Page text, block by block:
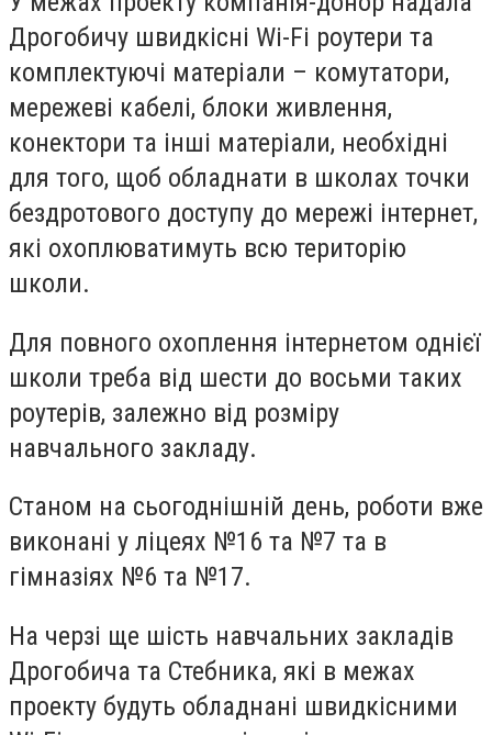
Дрогобичу швидкісні Wi-Fi роутери та
комплектуючі матеріали – комутатори,
мережеві кабелі, блоки живлення,
конектори та інші матеріали, необхідні
для того, щоб обладнати в школах точки
бездротового доступу до мережі інтернет,
які охоплюватимуть всю територію
школи.
Для повного охоплення інтернетом однієї
школи треба від шести до восьми таких
роутерів, залежно від розміру
навчального закладу.
Станом на сьогоднішній день, роботи вже
виконані у ліцеях №16 та №7 та в
гімназіях №6 та №17.
На черзі ще шість навчальних закладів
Дрогобича та Стебника, які в межах
проекту будуть обладнані швидкісними